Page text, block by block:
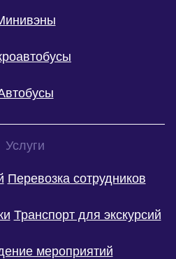
Услуги
Перевозка сотрудников
Транспорт для экскурсий
мероприятий